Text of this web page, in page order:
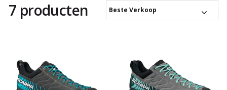
7 producten Beste Verkoop